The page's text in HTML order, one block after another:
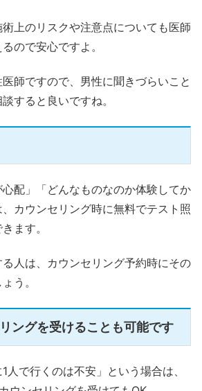
上のリスクや注意点についても医師
ので安心ですよ。
師ですので、男性に聞きづらいこと
すると良いですね。
心配」「どんなものなのか体験してか
カウンセリング時に無料でテスト照
ます。
人は、カウンセリング予約時にその
う。
ングを受けることも可能です
人で行くのは不安」という場合は、